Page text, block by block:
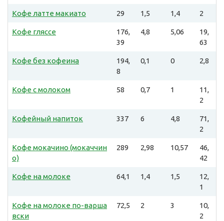
Кофе латте макиато 29 1,5 1,4 2
Кофе гляссе
176,
39
4,8 5,06
19,
63
Кофе без кофеина
194,
8
0,1 0 2,8
Кофе с молоком 58 0,7 1
11,
2
Кофейный напиток 337 6 4,8
71,
2
Кофе мокачино (мокаччин
о)
289 2,98 10,57
46,
42
Кофе на молоке 64,1 1,4 1,5
12,
1
Кофе на молоке по-варша
вски
72,5 2 3
10,
2